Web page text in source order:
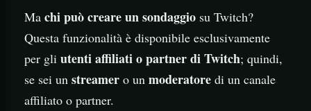
Ma chi può creare un sondaggio su Twitch?
Questa funzionalità è disponibile esclusivamente
per gli utenti affiliati o partner di Twitch; quindi,
se sei un streamer o un moderatore di un canale
affiliato o partner.